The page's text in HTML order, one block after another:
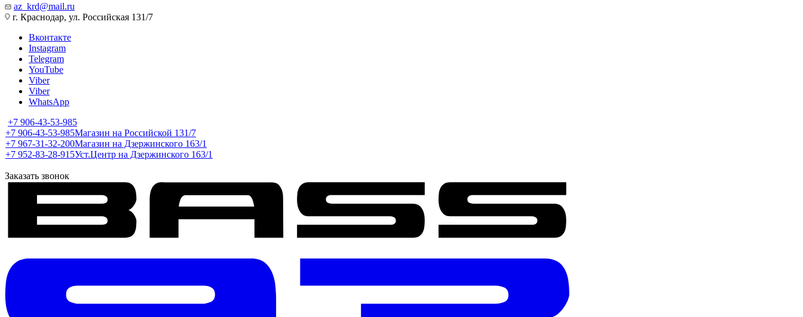
az_krd@mail.ru
г. Краснодар, ул. Российская 131/7
Вконтакте
Instagram
Telegram
YouTube
Viber
Viber
WhatsApp
+7 906-43-53-985
+7 906-43-53-985Магазин на Российской 131/7
+7 967-31-32-200Магазин на Дзержинского 163/1
+7 952-83-28-915Уст.Центр на Дзержинского 163/1
Заказать звонок